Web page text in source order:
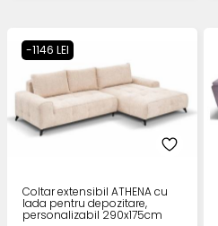
-1146 LEI
Coltar extensibil ATHENA cu
lada pentru depozitare,
personalizabil 290x175cm